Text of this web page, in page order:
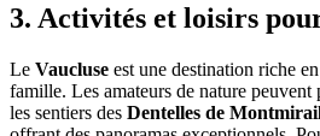
3. Activités et loisirs
Le Vaucluse est une destination riche
famille. Les amateurs de nature peuvent
les sentiers des Dentelles de